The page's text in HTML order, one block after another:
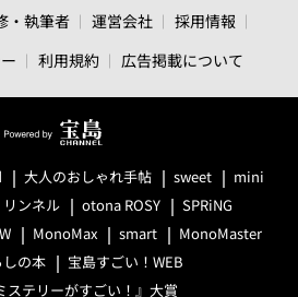
・執筆者 運営会社
採用情報
利用規約 広告掲載について
大人のおしゃれ手帖 sweet
mini
リンネル otona ROSY
SPRiNG
MonoMax smart
MonoMaster
の本
宝島すごい！WEB
ステリーがすごい！』大賞